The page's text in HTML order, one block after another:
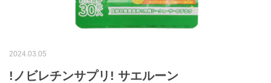
2024.03.05
!ノビレチンサプリ! サエルーン